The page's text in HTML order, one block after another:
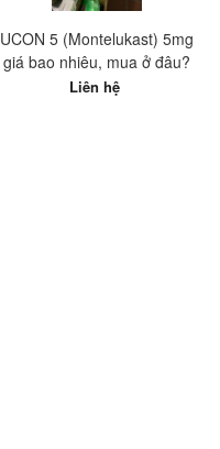
UCON 5 (Montelukast) 5mg
giá bao nhiêu, mua ở đâu?
Liên hệ